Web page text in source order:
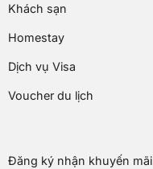
Khách sạn
Homestay
Dịch vụ Visa
Voucher du lịch
Đăng ký nhận khuyến mãi